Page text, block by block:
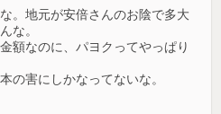
。地元が安倍さんのお陰で多大
な。
額なのに、パヨクってやっぱり
の害にしかなってないな。